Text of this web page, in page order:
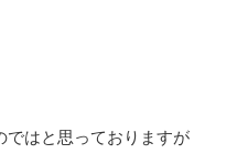
ではと思っておりますが